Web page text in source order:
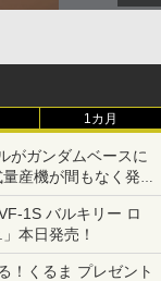
1カ月
がガンダムベースに
産機が間もなく発送
1S バルキリー ロ
本日発売！
！くるま プレゼント